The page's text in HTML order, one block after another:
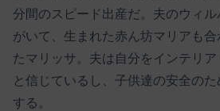
分間のスピード出産だ。夫のウィ
がいて、生まれた赤ん坊マリアも
たマリッサ。夫は自分をインテリ
と信じているし、子供達の安全の
する。